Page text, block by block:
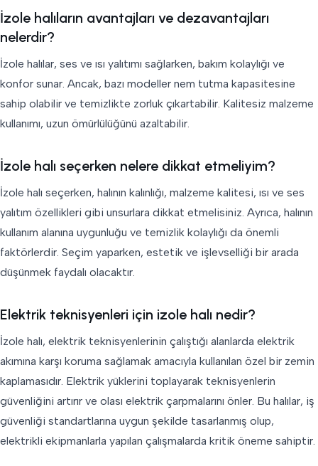
İzole halıların avantajları ve dezavantajları
nelerdir?
İzole halılar, ses ve ısı yalıtımı sağlarken, bakım kolaylığı ve
konfor sunar. Ancak, bazı modeller nem tutma kapasitesine
sahip olabilir ve temizlikte zorluk çıkartabilir. Kalitesiz malzeme
kullanımı, uzun ömürlülüğünü azaltabilir.
İzole halı seçerken nelere dikkat etmeliyim?
İzole halı seçerken, halının kalınlığı, malzeme kalitesi, ısı ve ses
yalıtım özellikleri gibi unsurlara dikkat etmelisiniz. Ayrıca, halının
kullanım alanına uygunluğu ve temizlik kolaylığı da önemli
faktörlerdir. Seçim yaparken, estetik ve işlevselliği bir arada
düşünmek faydalı olacaktır.
Elektrik teknisyenleri için izole halı nedir?
İzole halı, elektrik teknisyenlerinin çalıştığı alanlarda elektrik
akımına karşı koruma sağlamak amacıyla kullanılan özel bir zemin
kaplamasıdır. Elektrik yüklerini toplayarak teknisyenlerin
güvenliğini artırır ve olası elektrik çarpmalarını önler. Bu halılar, iş
güvenliği standartlarına uygun şekilde tasarlanmış olup,
elektrikli ekipmanlarla yapılan çalışmalarda kritik öneme sahiptir.